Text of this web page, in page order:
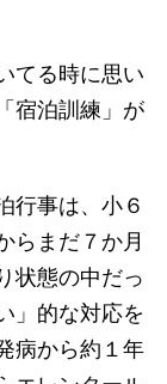
てる時に思い
宿泊訓練」が
行事は、小６
らまだ７か月
状態の中だっ
」的な対応を
病から約１年